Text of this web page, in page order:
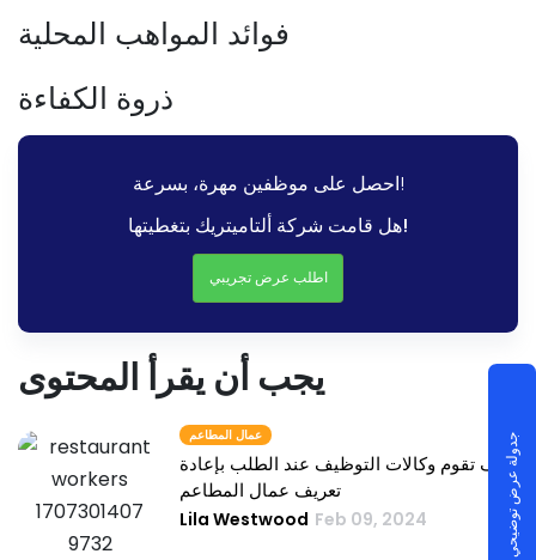
فوائد المواهب المحلية
ذروة الكفاءة
احصل على موظفين مهرة، بسرعة!
هل قامت شركة ألتاميتريك بتغطيتها!
اطلب عرض تجريبي
يجب أن يقرأ المحتوى
عمال المطاعم
كيف تقوم وكالات التوظيف عند الطلب بإعادة
تعريف عمال المطاعم
Lila Westwood Feb 09, 2024 جدولة عرض توضيحي